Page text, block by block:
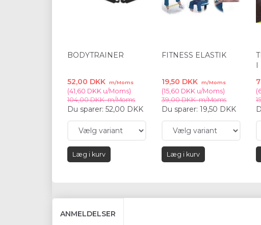
BODYTRAINER
52,00 DKK m/Moms
(41,60 DKK u/Moms)
104,00 DKKm/Moms
Du sparer: 52,00 DKK
Læg i kurv
FITNESS ELASTIK
19,50 DKK m/Moms
(15,60 DKK u/Moms)
39,00 DKKm/Moms
Du sparer: 19,50 DKK
Læg i kurv
I
(
ANMELDELSER